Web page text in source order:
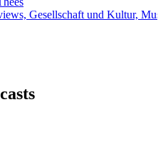
Gesellschaft und Kultur,